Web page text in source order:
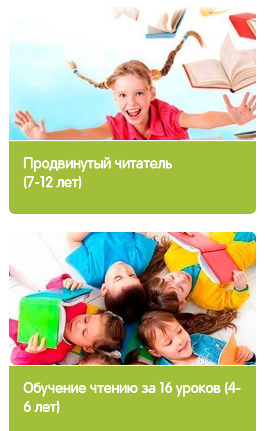
Продвинутый читатель
(7-12 лет)
Обучение чтению за 16 уроков (4-
6 лет)